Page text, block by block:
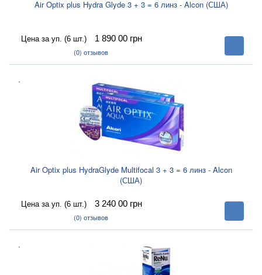
Air Optix plus Hydra Glyde 3 + 3 = 6 линз - Alcon (США)
Цена за уп. (6 шт.) 1 890 00 грн
(0) отзывов
В
корзину
.
Air Optix plus HydraGlyde Multifocal 3 + 3 = 6 линз - Alcon
(США)
Цена за уп. (6 шт.) 3 240 00 грн
(0) отзывов
В
корзину
.